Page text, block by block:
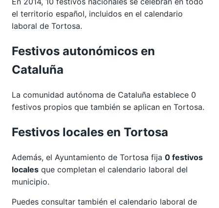
el territorio español, incluidos en el calendario
laboral de Tortosa.
Festivos autonómicos en
Cataluña
La comunidad autónoma de Cataluña establece 0
festivos propios que también se aplican en Tortosa.
Festivos locales en Tortosa
Además, el Ayuntamiento de Tortosa fija 0 festivos
locales que completan el calendario laboral del
municipio.
Puedes consultar también el calendario laboral de